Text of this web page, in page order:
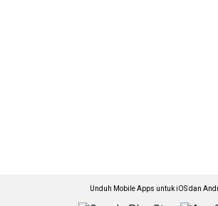
Unduh Mobile Apps untuk iOS dan